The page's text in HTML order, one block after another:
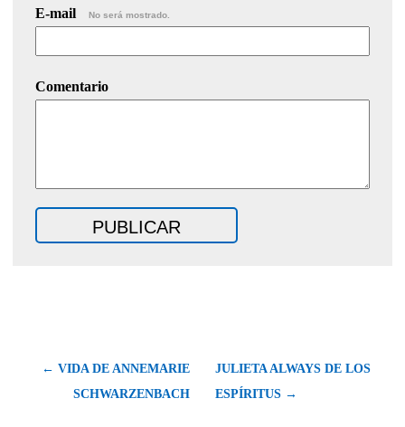
E-mail No será mostrado.
Comentario
← VIDA DE ANNEMARIE
SCHWARZENBACH
JULIETA ALWAYS DE LOS
ESPÍRITUS →